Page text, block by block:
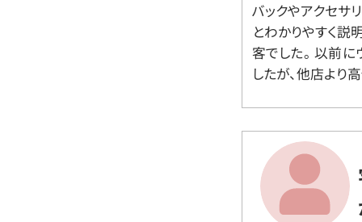
バックやアクセサ
とわかりやすく説
客でした。 以前
したが、他店より